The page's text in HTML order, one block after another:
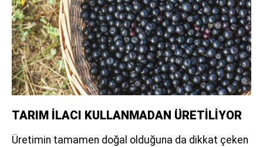
TARIM İLACI KULLANMADAN ÜRETİLİYOR
Üretimin tamamen doğal olduğuna da dikkat çeken